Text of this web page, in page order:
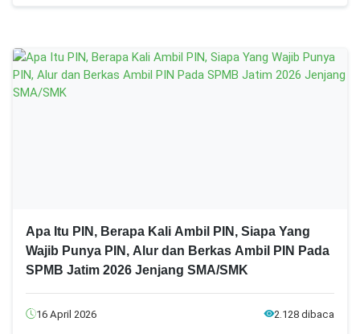
Apa Itu PIN, Berapa Kali Ambil PIN, Siapa Yang
Wajib Punya PIN, Alur dan Berkas Ambil PIN Pada
SPMB Jatim 2026 Jenjang SMA/SMK
16 April 2026 2.128 dibaca